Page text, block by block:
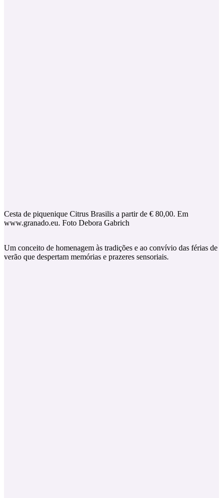
Cesta de piquenique Citrus Brasilis a partir de € 80,00. Em
www.granado.eu. Foto Debora Gabrich
Um conceito de homenagem às tradições e ao convívio das férias de
verão que despertam memórias e prazeres sensoriais.